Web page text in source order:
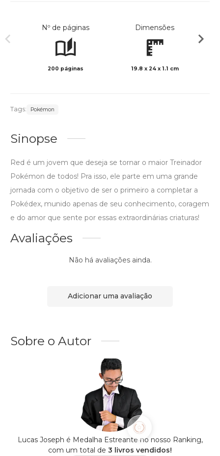
Nº de páginas
200 páginas
Dimensões
19.8 x 24 x 1.1 cm
Tags: Pokémon
Sinopse
Red é um jovem que deseja se tornar o maior Treinador
Pokémon de todos! Pra isso, ele parte em uma grande
jornada com o objetivo de ser o primeiro a completar a
Pokédex, munido apenas de seu conhecimento, coragem
e do amor que sente por essas extraordinárias criaturas!
Avaliações
Não há avaliações ainda.
Adicionar uma avaliação
Sobre o Autor
Lucas Joseph é Medalha Estreante no nosso Ranking,
com um total de 3 livros vendidos!